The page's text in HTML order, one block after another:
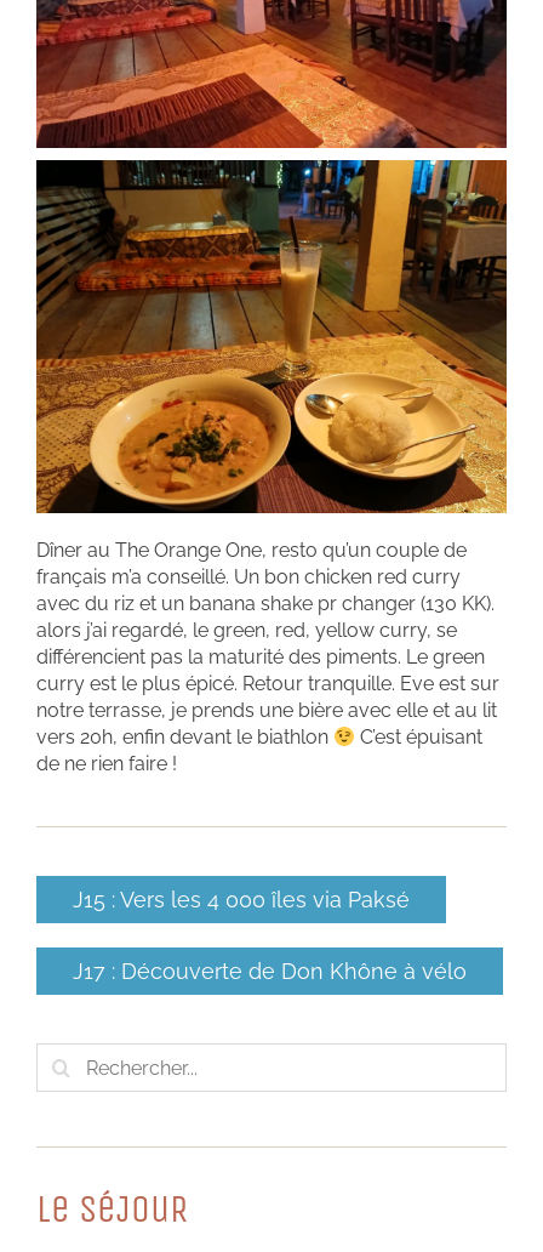
Dîner au The Orange One, resto qu’un couple de
français m’a conseillé. Un bon chicken red curry
avec du riz et un banana shake pr changer (130 KK).
alors j’ai regardé, le green, red, yellow curry, se
différencient pas la maturité des piments. Le green
curry est le plus épicé. Retour tranquille. Eve est sur
notre terrasse, je prends une bière avec elle et au lit
vers 20h, enfin devant le biathlon
C’est épuisant
de ne rien faire !
J15 : Vers les 4 000 îles via Paksé
J17 : Découverte de Don Khône à vélo
Rechercher:
Le SéJouR